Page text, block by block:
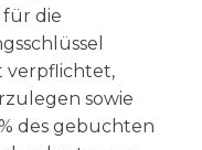
die
verpflichtet,
sowie
des gebuchten